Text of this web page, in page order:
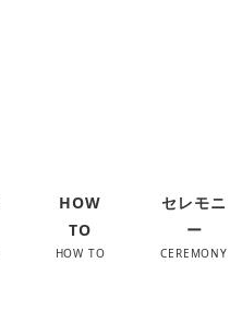
HOW
TO
HOW TO
セレモニ
ー
CEREMONY